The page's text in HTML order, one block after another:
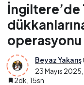
operasyonu
Beyaz Yakarış
23 Mayıs
2dk, 15sn